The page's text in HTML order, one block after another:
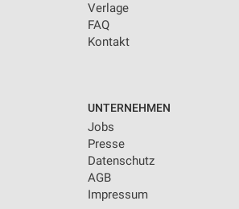
Verlage
FAQ
Kontakt
UNTERNEHMEN
Jobs
Presse
Datenschutz
AGB
Impressum